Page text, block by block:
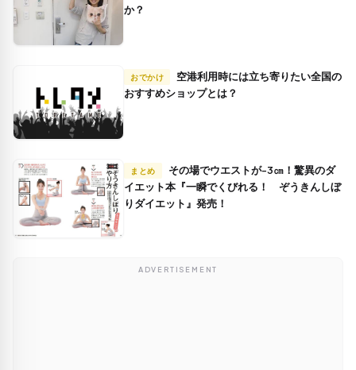
か？
おでかけ
おすすめショップとは？
まとめ
イエット本『一瞬でくびれる！ ぞうきんしぼ
りダイエット』発売！
ADVERTISEMENT